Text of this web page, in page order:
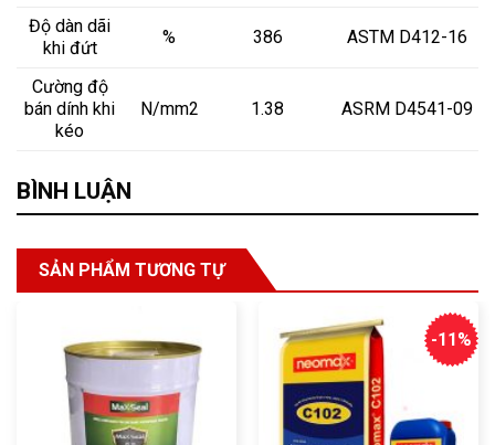
Độ dàn dãi
khi đứt
% 386 ASTM D412-16
Cường độ
bán dính khi
kéo
N/mm2 1.38 ASRM D4541-09
BÌNH LUẬN
SẢN PHẨM TƯƠNG TỰ
-11%